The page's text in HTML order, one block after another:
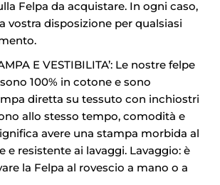
Felpa da acquistare. In ogni caso,
vostra disposizione per qualsiasi
E VESTIBILITA’: Le nostre felpe
100% in cotone e sono
diretta su tessuto con inchiostri
allo stesso tempo, comodità e
avere una stampa morbida al
e resistente ai lavaggi. Lavaggio: è
la Felpa al rovescio a mano o a